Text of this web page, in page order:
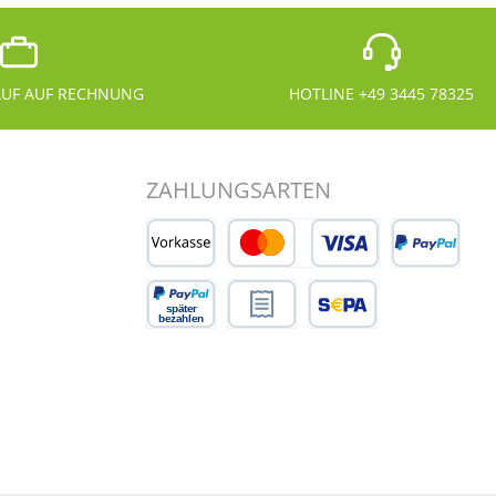
AUF RECHNUNG HOTLINE +49 3445 78325
ZAHLUNGSARTEN
Vorkasse Kredit- oder Debitkarte